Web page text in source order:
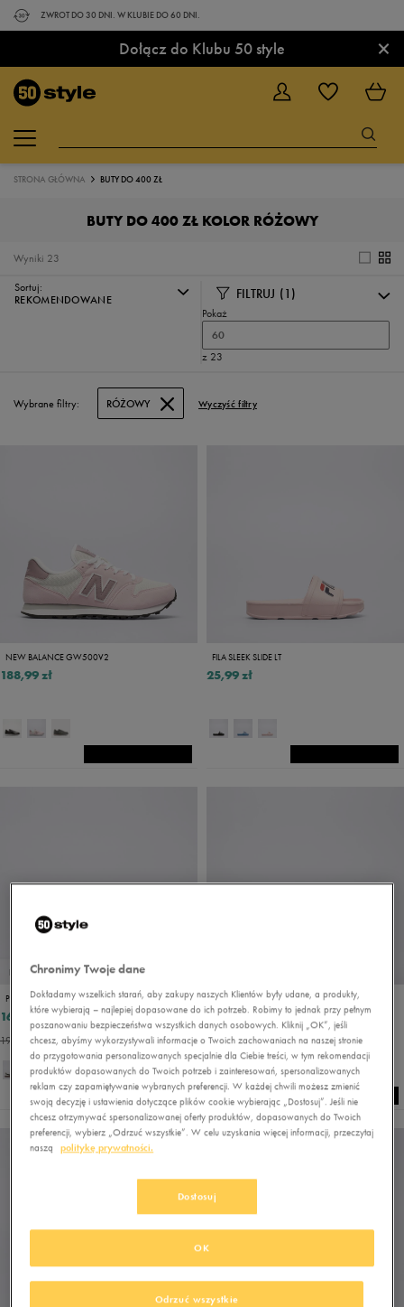
ZWROT DO 30 DNI. W KLUBIE DO 60 DNI.
Dołącz do Klubu 50 style ×
STRONA GŁÓWNA BUTY DO 400 ZŁ
BUTY DO 400 ZŁ KOLOR RÓŻOWY
23
Wyniki
Sortuj:
REKOMENDOWANE
FILTRUJ (1)
Pokaż
60
z 23
Wybrane filtry: RÓŻOWY Wyczyść filtry
NEW BALANCE GW500V2
188,99 zł
FILA SLEEK SLIDE LT
25,99 zł
PROMO: DO -30%
PUMA CLUB II ERA
199,99 zł
165,99 zł
190,89 zł- najniższa cena
ADIDAS GRAND COURT ALPHA 00S
279,99 zł
237,99 zł
246,39 zł- najniższa cena
+ 1
Chronimy Twoje dane
Dokładamy wszelkich starań, aby zakupy naszych Klientów były udane, a produkty,
które wybierają – najlepiej dopasowane do ich potrzeb. Robimy to jednak przy pełnym
poszanowaniu bezpieczeństwa wszystkich danych osobowych. Kliknij „OK”, jeśli
chcesz, abyśmy wykorzystywali informacje o Twoich zachowaniach na naszej stronie
do przygotowania personalizowanych specjalnie dla Ciebie treści, w tym rekomendacji
produktów dopasowanych do Twoich potrzeb i zainteresowań, spersonalizowanych
reklam czy zapamiętywanie wybranych preferencji. W każdej chwili możesz zmienić
swoją decyzję i ustawienia dotyczące plików cookie wybierając „Dostosuj”. Jeśli nie
chcesz otrzymywać spersonalizowanej oferty produktów, dopasowanych do Twoich
preferencji, wybierz „Odrzuć wszystkie”. W celu uzyskania więcej informacji, przeczytaj
naszą
politykę prywatności.
Dostosuj
Odrzuć wszystkie
OK